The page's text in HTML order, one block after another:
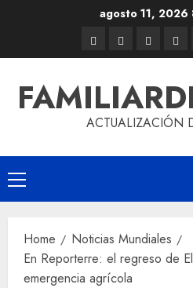
agosto 11, 2026
ACTUALIZACIÓN
Home
Noticias Mundiales
En Reporterre: el regreso de
emergencia agrícola